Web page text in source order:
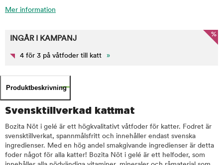
Mer information
%
INGÅR I KAMPANJ
4 för 3 på våtfoder till katt »
Produktbeskrivning
Svensktillverkad kattmat
Bozita Nöt i gelé är ett högkvalitativt våtfoder för katter. Fodret är
svensktillverkat, spannmålsfritt och innehåller endast svenska
ingredienser. Med en hög andel smakgivande ingredienser är detta
foder något för alla katter! Bozita Nöt i gelé är ett helfoder, som